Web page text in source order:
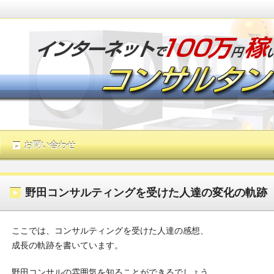
野田コンサルティングを受けた人達の変化の軌跡
ここでは、コンサルティングを受けた人達の感想、
成長の軌跡を書いています。
アドセンスで稼ぐ！3ヶ月で月収
お問い合わせ